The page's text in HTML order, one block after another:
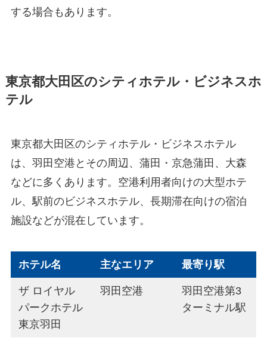
する場合もあります。
東京都大田区のシティホテル・ビジネスホ
テル
東京都大田区のシティホテル・ビジネスホテル
は、羽田空港とその周辺、蒲田・京急蒲田、大森
などに多くあります。空港利用者向けの大型ホテ
ル、駅前のビジネスホテル、長期滞在向けの宿泊
施設などが混在しています。
ホテル名 主なエリア 最寄り駅
ザ ロイヤル
パークホテル
東京羽田
羽田空港
羽田空港第3
ターミナル駅